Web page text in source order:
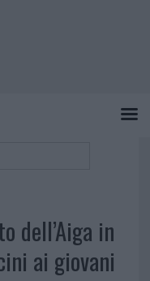
dell’Aiga in
ai giovani